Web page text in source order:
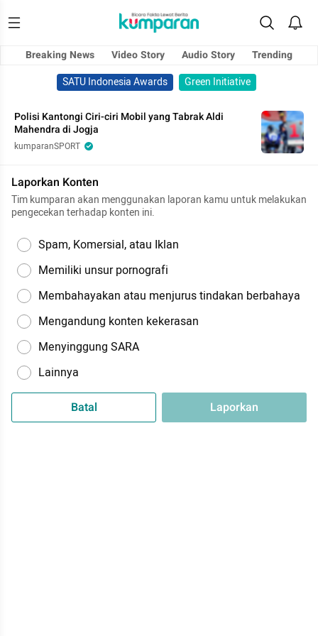
Breaking News Video Story Audio Story
Trending
SATU Indonesia Awards
Green Initiative
Polisi Kantongi Ciri-ciri Mobil yang Tabrak Aldi
Mahendra di Jogja
kumparanSPORT
Laporkan Konten
Tim kumparan akan menggunakan laporan kamu untuk melakukan
pengecekan terhadap konten ini.
Spam, Komersial, atau Iklan
Memiliki unsur pornografi
Membahayakan atau menjurus tindakan berbahaya
Mengandung konten kekerasan
Menyinggung SARA
Lainnya
Batal Laporkan